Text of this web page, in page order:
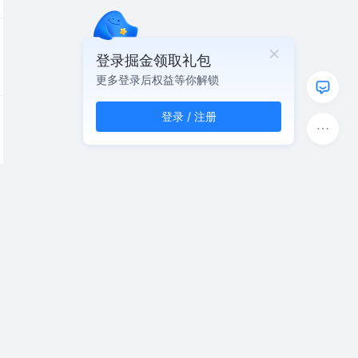
登录掘金领取礼包
更多登录后权益等你解锁
登录 / 注册